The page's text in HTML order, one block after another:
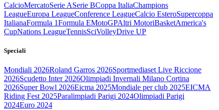
CalcioMercatoSerie ASerie BCoppa ItaliaChampions
LeagueEuropa LeagueConference LeagueCalcio EsteroSupercoppa
ItalianaFormula 1Formula EMotoGPAltri MotoriBasketAmerica's
CupNations LeagueTennisSciVolleyDrive UP
Speciali
Mondiali 2026Roland Garros 2026Sportmediaset Live Riccione
2026Scudetto Inter 2026Olimpiadi Invernali Milano Cortina
2026Super Bowl 2026Eicma 2025Mondiale per club 2025EICMA
Riding Fest 2025Paralimpiadi Parigi 2024Olimpiadi Parigi
2024Euro 2024